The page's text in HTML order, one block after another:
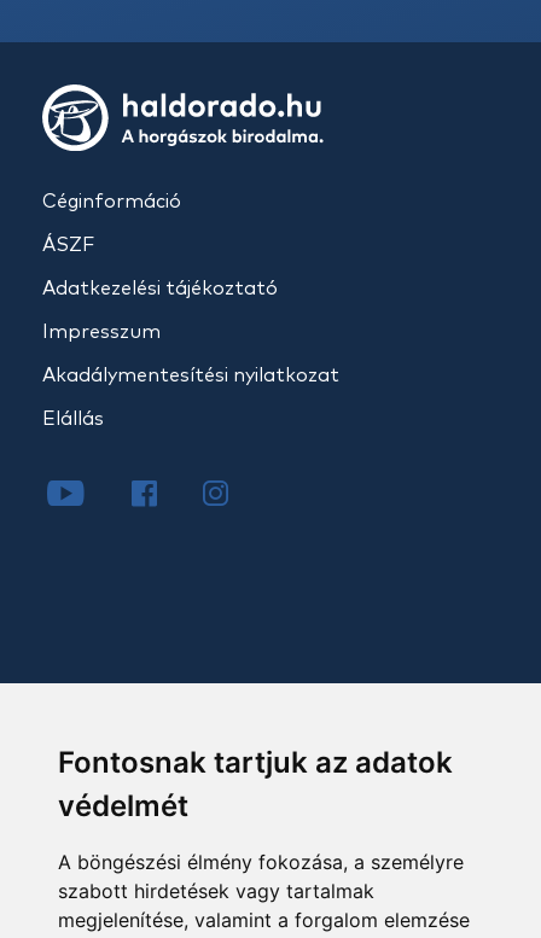
Fontosnak tartjuk az adatok
védelmét
A böngészési élmény fokozása, a személyre
szabott hirdetések vagy tartalmak
megjelenítése, valamint a forgalom elemzése
Céginformáció
ÁSZF
Adatkezelési tájékoztató
Impresszum
Akadálymentesítési nyilatkozat
Elállás